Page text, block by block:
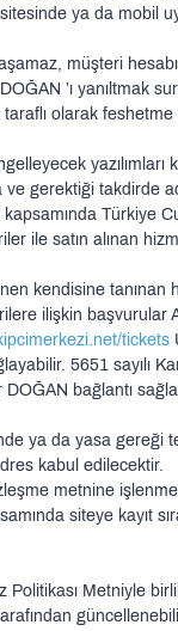
sitesinde ya da
müşteri
’ı yanıltmak
olarak
ve gerektiği
ile satın alınan
kendisine
ilişkin
tickets
5651 sayılı
bağlantı
ya da yasa gereği
kabul edilecektir.
metnine
siteye kayıt
Metniyle